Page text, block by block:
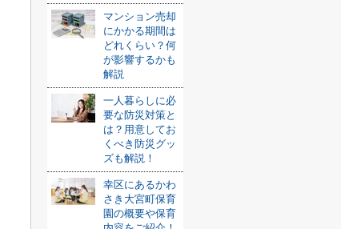
マンション売却
にかかる期間は
どれくらい？何
が影響するかも
解説
一人暮らしに必
要な防災対策と
は？用意してお
くべき防災グッ
ズも解説！
幸区にあるかわ
さき大宮町保育
園の概要や保育